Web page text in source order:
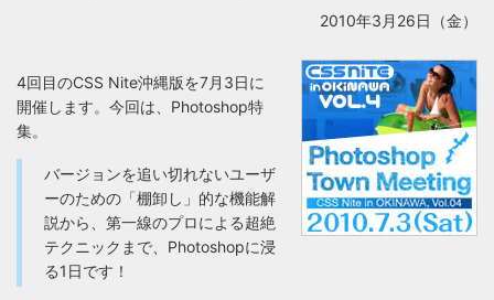
2010年3月26日（金）
4回目のCSS Nite沖縄版を7月3日に
開催します。今回は、Photoshop特
集。
バージョンを追い切れないユーザ
ーのための「棚卸し」的な機能解
説から、第一線のプロによる超絶
テクニックまで、Photoshopに浸
る1日です！